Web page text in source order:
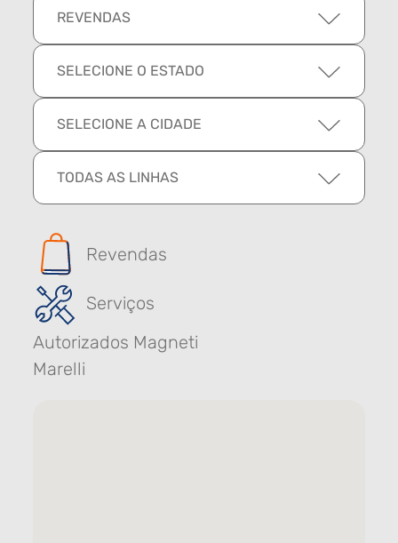
REVENDAS
SELECIONE O ESTADO
SELECIONE A CIDADE
TODAS AS LINHAS
Revendas
Serviços
Autorizados Magneti
Marelli